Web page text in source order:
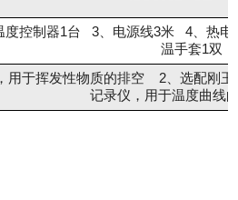
度控制器1台 3、电源线3米 4、热
温手套1双
用于挥发性物质的排空 2、选配刚
记录仪，用于温度曲线